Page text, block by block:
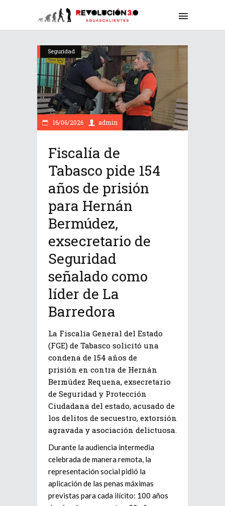
Seguridad
16/06/2026 admin
Fiscalía de
Tabasco pide 154
años de prisión
para Hernán
Bermúdez,
exsecretario de
Seguridad
señalado como
líder de La
Barredora
La Fiscalía General del Estado
(FGE) de Tabasco solicitó una
condena de 154 años de
prisión en contra de Hernán
Bermúdez Requena, exsecretario
de Seguridad y Protección
Ciudadana del estado, acusado de
los delitos de secuestro, extorsión
agravada y asociación delictuosa.
Durante la audiencia intermedia
celebrada de manera remota, la
representación social pidió la
aplicación de las penas máximas
previstas para cada ilícito: 100 años